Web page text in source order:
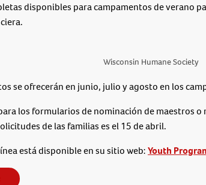
disponibles para campamentos de verano
Wisconsin Humane Society
se ofrecerán en junio, julio y agosto en los
los formularios de nominación de maestros o
de las familias es el 15 de abril.
está disponible en su sitio web:Youth